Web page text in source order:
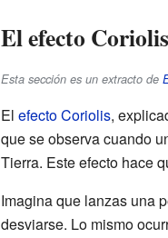
El efecto Coriolis
Esta sección es un extracto de
El efecto Coriolis,
que se observa cuando
Tierra. Este efecto hace
Imagina que lanzas una
desviarse. Lo mismo